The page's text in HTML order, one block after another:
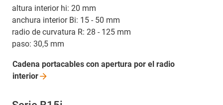
altura interior hi: 20 mm
anchura interior Bi: 15 - 50 mm
radio de curvatura R: 28 - 125 mm
paso: 30,5 mm
Cadena portacables con apertura por el radio
interior